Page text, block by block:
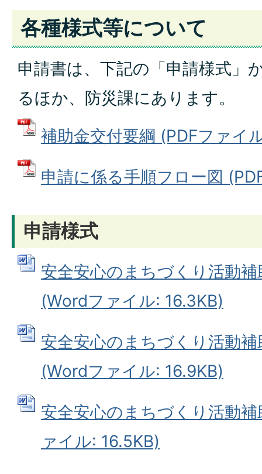
各種様式等について
申請書は、下記の「申請様式」
るほか、防災課にあります。
補助金交付要綱 (PDFファイ
申請に係る手順フロー図
申請様式
安全安心のまちづくり活動
(Wordファイル: 16.3KB)
安全安心のまちづくり活動
(Wordファイル: 16.9KB)
安全安心のまちづくり活動
ァイル: 16.5KB)